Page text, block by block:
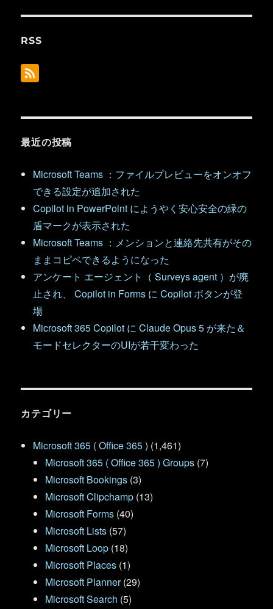
RSS
最近の投稿
Microsoft Teams ：ファイルプレビューをオンオフ
できる設定が追加された
Copilot in PowerPoint にようやく安心安全の緑の
盾マークが表示された
Microsoft Teams ：メンションと連絡先共有がその
ままコピペできるようになった
アンケート エージェント（ Surveys agent ）が廃
止され、 Copilot in Forms に Copilot ボタンが登
場
Microsoft 365 Copilot に Claude Opus 5 が来た＆
モードセレクターのUIが若干変わった
カテゴリー
Microsoft 365 ( Office 365 ) (1,461)
Microsoft 365 ( Office 365 ) Groups (7)
Microsoft Bookings (3)
Microsoft Clipchamp (13)
Microsoft Forms (40)
Microsoft Lists (57)
Microsoft Loop (18)
Microsoft Places (1)
Microsoft Planner(29)
Microsoft Search (5)